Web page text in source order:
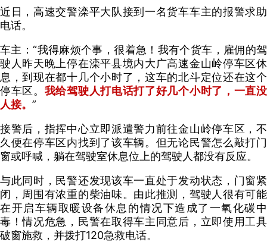
近日，高速交警滦平大队接到一名货车车主的报警求助
电话。
车主：“我得麻烦个事，很着急！我有个货车，雇佣的驾
驶人昨天晚上停在滦平县境内大广高速金山岭停车区休
息，到现在都十几个小时了，这车的北斗定位还在这个
停车区。 我给驾驶人打电话打了好几个小时了，一直没
人接。 ”
接警后，指挥中心立即派遣警力前往金山岭停车区，不
久便在停车区内找到了该车辆。但无论民警怎么敲打门
窗或呼喊，躺在驾驶室休息位上的驾驶人都没有反应。
与此同时，民警还发现该车一直处于发动状态，门窗紧
闭，周围有浓重的柴油味。由此推测，驾驶人很有可能
在开启车辆取暖设备休息的情况下造成了一氧化碳中
毒！情况危急，民警在取得车主同意后，立即使用工具
破窗施救，并拨打120急救电话。